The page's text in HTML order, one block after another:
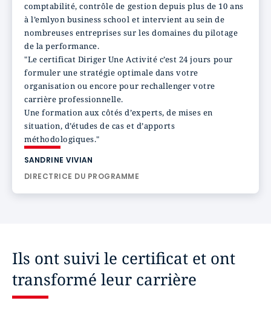
comptabilité, contrôle de gestion depuis plus de 10 ans
à l’emlyon business school et intervient au sein de
nombreuses entreprises sur les domaines du pilotage
de la performance.
"Le certificat Diriger Une Activité c’est 24 jours pour
formuler une stratégie optimale dans votre
organisation ou encore pour rechallenger votre
carrière professionnelle.
Une formation aux côtés d’experts, de mises en
situation, d’études de cas et d’apports
méthodologiques."
SANDRINE VIVIAN
DIRECTRICE DU PROGRAMME
Ils ont suivi le certificat et ont
transformé leur carrière